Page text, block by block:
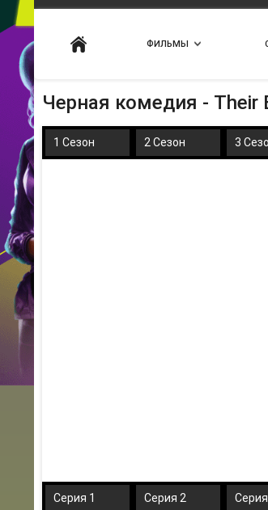
ФИЛЬМЫ
Черная комедия - Their
1 Сезон 2 Сезон 3
Серия 1 Серия 2